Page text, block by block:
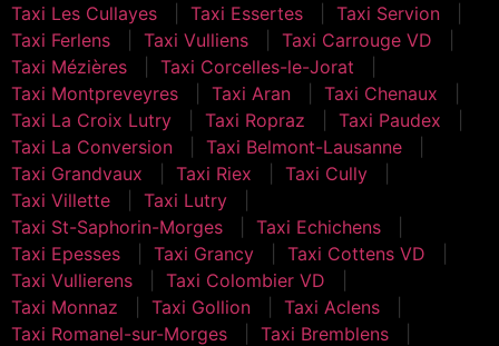
Taxi Les Cullayes
Taxi Essertes
Taxi Servion
Taxi Ferlens
Taxi Vulliens
Taxi Carrouge VD
Taxi Mézières
Taxi Corcelles-le-Jorat
Taxi Montpreveyres
Taxi Aran
Taxi Chenaux
Taxi La Croix Lutry
Taxi Ropraz
Taxi Paudex
Taxi La Conversion
Taxi Belmont-Lausanne
Taxi Grandvaux
Taxi Riex
Taxi Cully
Taxi Villette
Taxi Lutry
Taxi St-Saphorin-Morges
Taxi Echichens
Taxi Epesses
Taxi Grancy
Taxi Cottens VD
Taxi Vullierens
Taxi Colombier VD
Taxi Monnaz
Taxi Gollion
Taxi Aclens
Taxi Romanel-sur-Morges
Taxi Bremblens